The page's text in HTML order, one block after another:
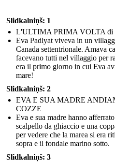
Slidkalniņš: 1
L'ULTIMA PRIMA VOLTA di
Eva Padlyat viveva in un
Canada settentrionale. Amava
facevano tutti nel villaggio per
era il primo giorno in cui Eva
mare!
Slidkalniņš: 2
EVA E SUA MADRE
COZZE
Eva e sua madre hanno
scalpello da ghiaccio e una
per vedere che la marea si era
sopra e il fondale marino sotto.
Slidkalniņš: 3